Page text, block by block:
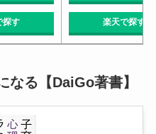
探す 楽天で探す
なる【DaiGo著書】